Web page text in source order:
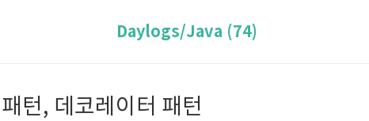
Daylogs/Java (74)
턴, 데코레이터 패턴